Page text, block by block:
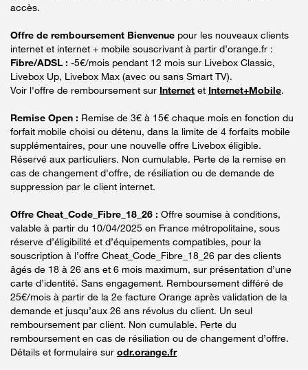
accès.
Offre de remboursement Bienvenue pour les nouveaux clients
internet et internet + mobile souscrivant à partir d’orange.fr :
Fibre/ADSL : -5€/mois pendant 12 mois sur Livebox Classic,
Livebox Up, Livebox Max (avec ou sans Smart TV).
Voir l'offre de remboursement sur Internet et Internet+Mobile.
Remise Open : Remise de 3€ à 15€ chaque mois en fonction du
forfait mobile choisi ou détenu, dans la limite de 4 forfaits mobile
supplémentaires, pour une nouvelle offre Livebox éligible.
Réservé aux particuliers. Non cumulable. Perte de la remise en
cas de changement d'offre, de résiliation ou de demande de
suppression par le client internet.
Offre Cheat_Code_Fibre_18_26 : Offre soumise à conditions,
valable à partir du 10/04/2025 en France métropolitaine, sous
réserve d’éligibilité et d’équipements compatibles, pour la
souscription à l’offre Cheat_Code_Fibre_18_26 par des clients
âgés de 18 à 26 ans et 6 mois maximum, sur présentation d’une
carte d’identité. Sans engagement. Remboursement différé de
25€/mois à partir de la 2e facture Orange après validation de la
demande et jusqu’aux 26 ans révolus du client. Un seul
remboursement par client. Non cumulable. Perte du
remboursement en cas de résiliation ou de changement d’offre.
Détails et formulaire sur odr.orange.fr